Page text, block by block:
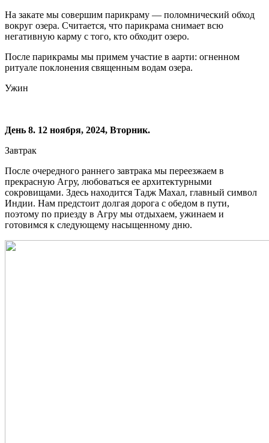
На закате мы совершим парикраму — поломнический обход
вокруг озера. Считается, что парикрама снимает всю
негативную карму с того, кто обходит озеро.
После парикрамы мы примем участие в аарти: огненном
ритуале поклонения священным водам озера.
Ужин
День 8. 12 ноября, 2024, Вторник.
Завтрак
После очередного раннего завтрака мы переезжаем в
прекрасную Агру, любоваться ее архитектурными
сокровищами. Здесь находится Тадж Махал, главный символ
Индии. Нам предстоит долгая дорога с обедом в пути,
поэтому по приезду в Агру мы отдыхаем, ужинаем и
готовимся к следующему насыщенному дню.